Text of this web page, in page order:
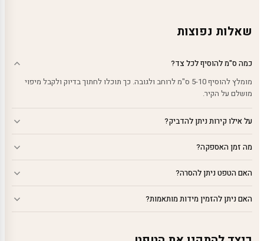
שאלות נפוצות
כמה ס"מ להוסיף לכל צד?
מומלץ להוסיף 5-10 ס"מ לרוחב ולגובה. כך תוכלו לחתוך בדיוק ולקבל מיפוי
מושלם על הקיר.
על אילו קירות ניתן להדביק?
מה זמן האספקה?
האם הטפט ניתן להסרה?
האם ניתן להזמין מידות מותאמות?